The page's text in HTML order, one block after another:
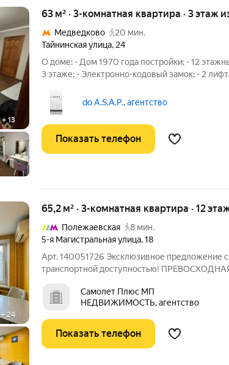
+13
63 м² · 3-комнатная квартира · 3 этаж
Медведково
20 мин.
Тайнинская улица, 24
О доме: - Дом 1970 года постройки; - 12
3 этаже; - Электронно-кодовый замок; - 2
санузел раздельный; - просторна уютная
do A.S.A.P., агентство
Показать телефон
+ 24
65,2 м² · 3-комнатная квартира · 12
Полежаевская
8 мин.
5-я Магистральная улица,18
Арт. 140051726 Эксклюзивное предложение
транспортной доступностью!
доступности ст.м. Хорошевская,
до Кремлевского Дворца. Только для
Самолет Плюс МП
НЕДВИЖИМОСТЬ, агентство
Показать телефон